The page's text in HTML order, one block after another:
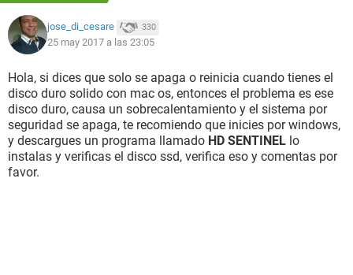
Siento mucho la extensión del texto, pero quería explicarme
bien dada la complejidad del problema.
Gracias de antemano.
jose_di_cesare 330
25 may 2017 a las 23:05
Hola, si dices que solo se apaga o reinicia cuando tienes el
disco duro solido con mac os, entonces el problema es ese
disco duro, causa un sobrecalentamiento y el sistema por
seguridad se apaga, te recomiendo que inicies por windows,
y descargues un programa llamado HD SENTINEL lo
instalas y verificas el disco ssd, verifica eso y comentas por
favor.